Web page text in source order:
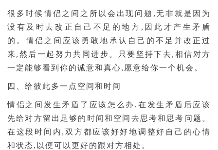
很多时候情侣之间之所以会出现问题,无非就是因为
没有及时去改正自己不足的地方,因此才产生矛盾
的。情侣之间应该勇敢地承认自己的不足并改正过
来,然后一起努力共同进步。只要坚持下去,相信对方
一定能够看到你的诚意和真心,愿意给你一个机会。
四、给彼此多一点空间和时间
情侣之间发生矛盾了应该怎么办,在发生矛盾后应该
先给对方留出足够的时间和空间去思考和思考问题。
在这段时间内,双方都应该好好地调整好自己的心情
和状态,以便可以更好的跟对方相处。